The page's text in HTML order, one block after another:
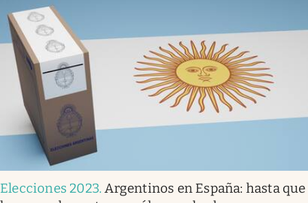
Elecciones 2023.Argentinos en España: hasta que